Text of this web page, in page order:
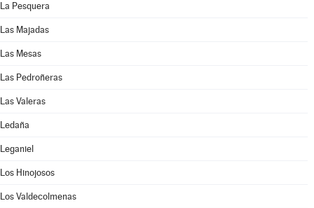
La Pesquera
Las Majadas
Las Mesas
Las Pedroñeras
Las Valeras
Ledaña
Leganiel
Los Hinojosos
Los Valdecolmenas